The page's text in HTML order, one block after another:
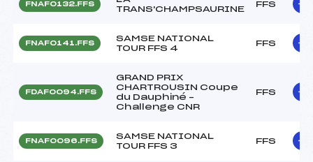
FNAF0132.FFS
TRANS'CHAMPSAURINE
FFS
FNAF0141.FFS
SAMSE NATIONAL
TOUR FFS 4
FFS
FDAF0094.FFS
GRAND PRIX
CHARTROUSIN Coupe
du Dauphiné –
Challenge CNR
FFS
FNAF0096.FFS
SAMSE NATIONAL
TOUR FFS 3
FFS